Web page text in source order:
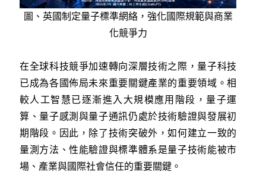
圖、英國制定量子標準網絡，強化國際規範與商業
化競爭力
在全球科技競爭加速轉向深層技術之際，量子科技
已成為各國佈局未來重要關鍵產業的重要領域。相
較人工智慧已逐漸進入大規模應用階段，量子運
算、量子感測與量子通訊仍處於技術驗證與發展初
期階段。因此，除了技術突破外，如何建立一致的
量測方法、性能驗證與標準體系是量子技術能被市
場、產業與國際社會信任的重要關鍵。